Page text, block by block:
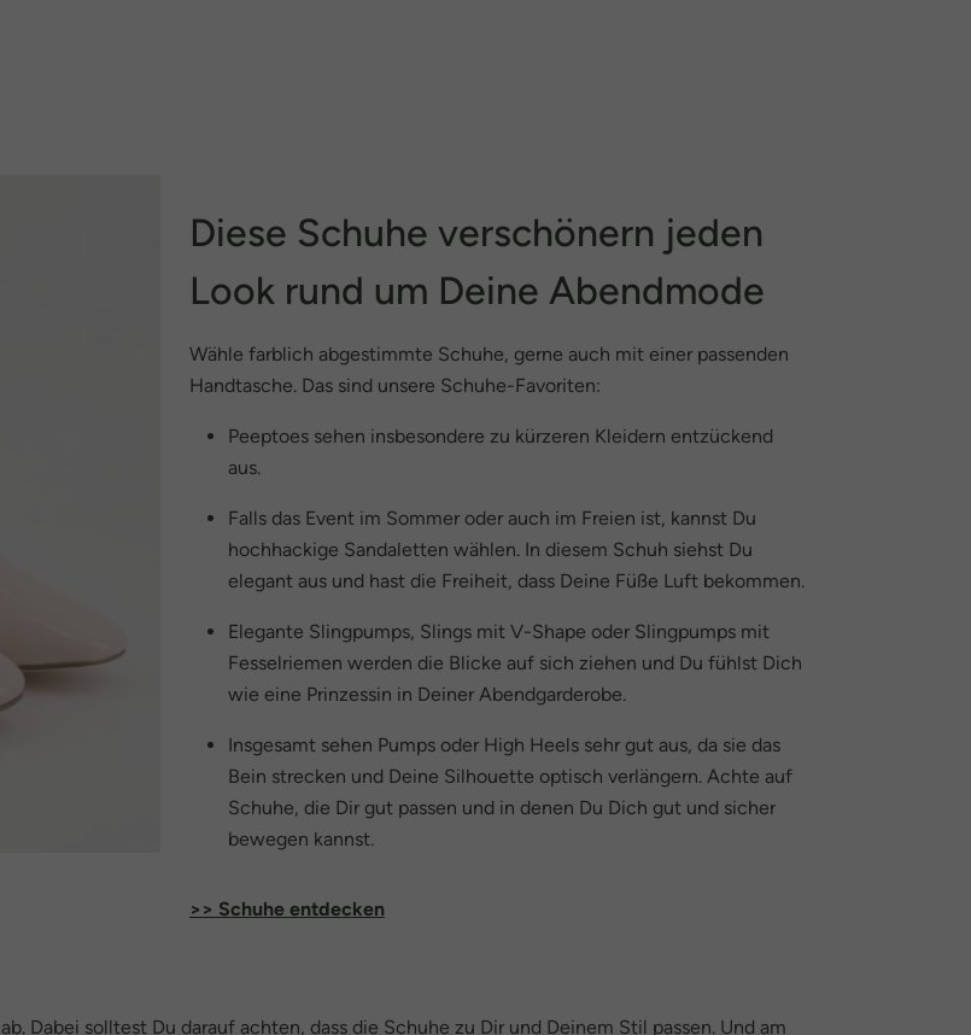
Diese Schuhe verschönern jeden
Look rund um Deine Abendmode
Wähle farblich abgestimmte Schuhe, gerne auch mit einer passenden
Handtasche. Das sind unsere Schuhe-Favoriten:
Peeptoes sehen insbesondere zu kürzeren Kleidern entzückend
aus.
Falls das Event im Sommer oder auch im Freien ist, kannst Du
hochhackige Sandaletten wählen. In diesem Schuh siehst Du
elegant aus und hast die Freiheit, dass Deine Füße Luft bekommen.
Elegante Slingpumps, Slings mit V-Shape oder Slingpumps mit
Fesselriemen werden die Blicke auf sich ziehen und Du fühlst Dich
wie eine Prinzessin in Deiner Abendgarderobe.
Insgesamt sehen Pumps oder High Heels sehr gut aus, da sie das
Bein strecken und Deine Silhouette optisch verlängern. Achte auf
Schuhe, die Dir gut passen und in denen Du Dich gut und sicher
bewegen kannst.
>> Schuhe entdecken
Dabei solltest Du darauf achten, dass die Schuhe zu Dir und Deinem Stil passen. Und am